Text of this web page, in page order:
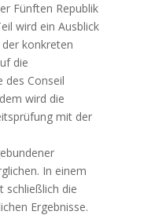
Fünften Republik
wird ein Ausblick
konkreten
die
des Conseil
wird die
mit der
In einem
schließlich die
Ergebnisse.